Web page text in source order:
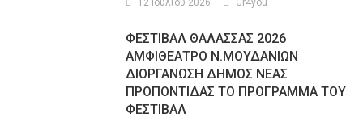
12 Ιουλίου 2026 Gr4you
ΦΕΣΤΙΒΑΛ ΘΑΛΑΣΣΑΣ 2026
ΑΜΦΙΘΕΑΤΡΟ Ν.ΜΟΥΔΑΝΙΩΝ
ΔΙΟΡΓΑΝΩΣΗ ΔΗΜΟΣ ΝΕΑΣ
ΠΡΟΠΟΝΤΙΔΑΣ ΤΟ ΠΡΟΓΡΑΜΜΑ ΤΟΥ
ΦΕΣΤΙΒΑΛ